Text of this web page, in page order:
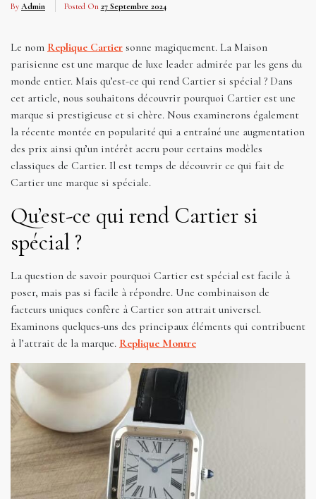
By Admin Posted On 27 Septembre 2024
Le nom Replique Cartier sonne magiquement. La Maison
parisienne est une marque de luxe leader admirée par les gens du
monde entier. Mais qu’est-ce qui rend Cartier si spécial ? Dans
cet article, nous souhaitons découvrir pourquoi Cartier est une
marque si prestigieuse et si chère. Nous examinerons également
la récente montée en popularité qui a entraîné une augmentation
des prix ainsi qu’un intérêt accru pour certains modèles
classiques de Cartier. Il est temps de découvrir ce qui fait de
Cartier une marque si spéciale.
Qu’est-ce qui rend Cartier si
spécial ?
La question de savoir pourquoi Cartier est spécial est facile à
poser, mais pas si facile à répondre. Une combinaison de
facteurs uniques confère à Cartier son attrait universel.
Examinons quelques-uns des principaux éléments qui contribuent
à l’attrait de la marque. Replique Montre